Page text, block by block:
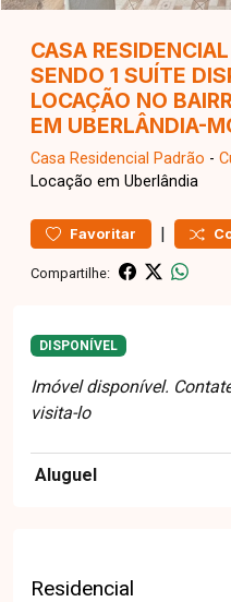
CASA
SENDO 1 SUÍTE
LOCAÇÃO NO
EM UBERLÂNDIA-
Casa Residencial Padrão -
Locação em Uberlândia
Favoritar |
Compartilhe:
DISPONÍVEL
Imóvel disponível.
visita-lo
Aluguel
Residencial